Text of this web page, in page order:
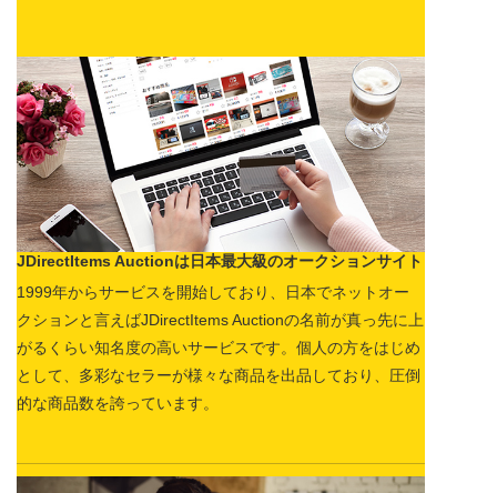
JDirectItems Auctionは日本最大級のオークションサイト
1999年からサービスを開始しており、日本でネットオー
クションと言えばJDirectItems Auctionの名前が真っ先に上
がるくらい知名度の高いサービスです。個人の方をはじめ
として、多彩なセラーが様々な商品を出品しており、圧倒
的な商品数を誇っています。